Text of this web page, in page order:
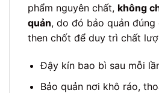
phẩm nguyên chất, không
quản, do đó bảo quản
then chốt để duy trì chất
Đậy kín bao bì sau mỗi
Bảo quản nơi khô ráo,